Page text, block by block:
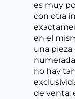
es muy
con otra
en el
una pieza
no hay
de venta: